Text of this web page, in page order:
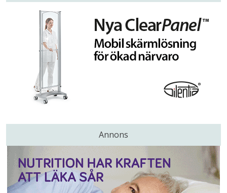
Annons